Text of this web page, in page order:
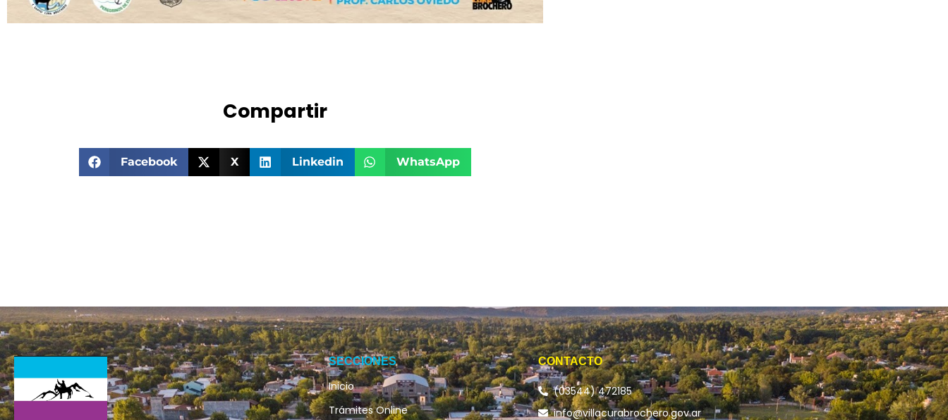
Compartir
Facebook X Linkedin WhatsApp
SECCIONES
Inicio
Trámites Online
CONTACTO
(03544) 472185
info@villacurabrochero.gov.ar